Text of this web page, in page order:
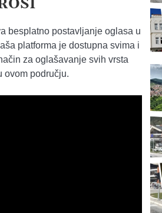
besplatno postavljanje oglasa u
platforma je dostupna svima i
za oglašavanje svih vrsta
ovom području.